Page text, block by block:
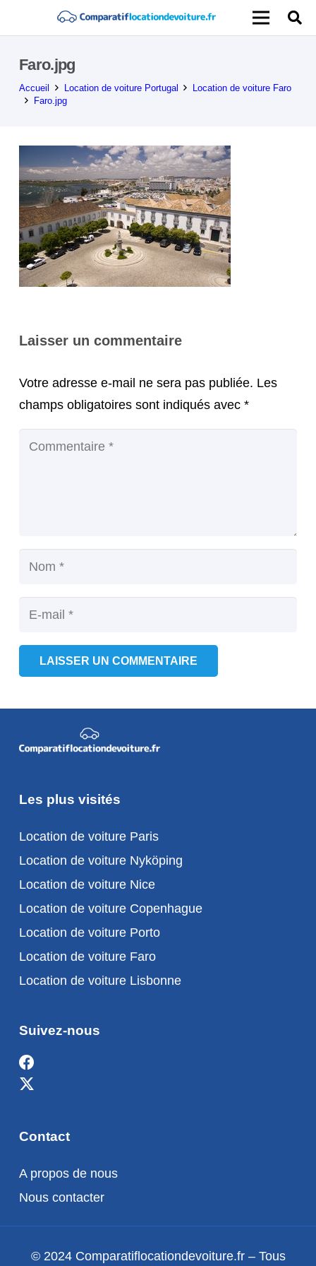
Faro.jpg
Accueil Location de voiture Portugal
Location de voiture Faro
Faro.jpg
Laisser un commentaire
Votre adresse e-mail ne sera pas publiée. Les
champs obligatoires sont indiqués avec *
LAISSER UN COMMENTAIRE
Les plus visités
Location de voiture Paris
Location de voiture Nyköping
Location de voiture Nice
Location de voiture Copenhague
Location de voiture Porto
Location de voiture Faro
Location de voiture Lisbonne
Suivez-nous
Contact
A propos de nous
Nous contacter
© 2024 Comparatiflocationdevoiture.fr – Tous